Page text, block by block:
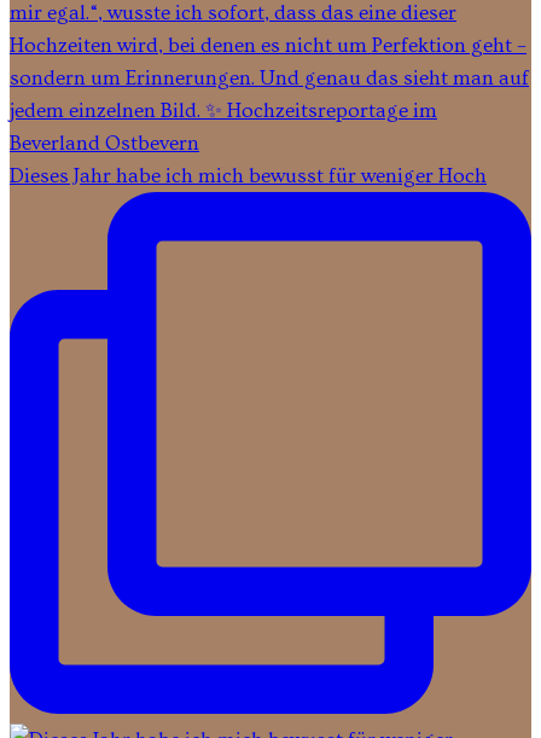
Dieses Jahr habe ich mich bewusst für weniger Hoch